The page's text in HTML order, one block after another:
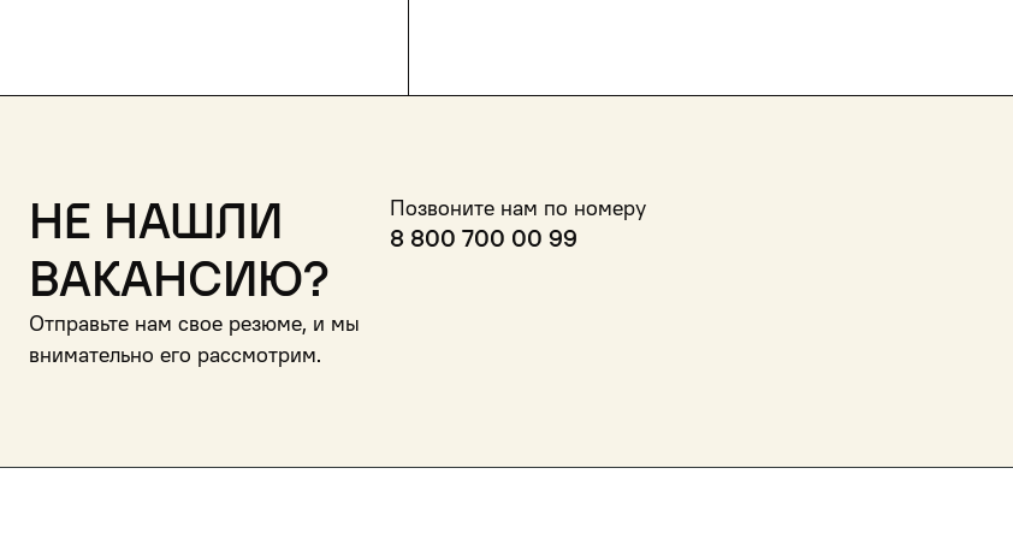
Не нашли
вакансию?
Отправьте нам свое резюме, и мы
внимательно его рассмотрим.
Позвоните нам по номеру
8 800 700 00 99